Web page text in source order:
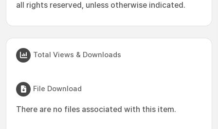
all rights reserved, unless otherwise indicated.
Total Views & Downloads
File Download
There are no files associated with this item.